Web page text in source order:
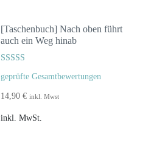
[Taschenbuch] Nach oben führt
auch ein Weg hinab
5.00
geprüfte Gesamtbewertungen
14,90€ inkl. Mwst
inkl. MwSt.